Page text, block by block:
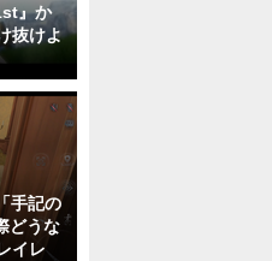
』か
抜けよ
手記の
どうな
イレ